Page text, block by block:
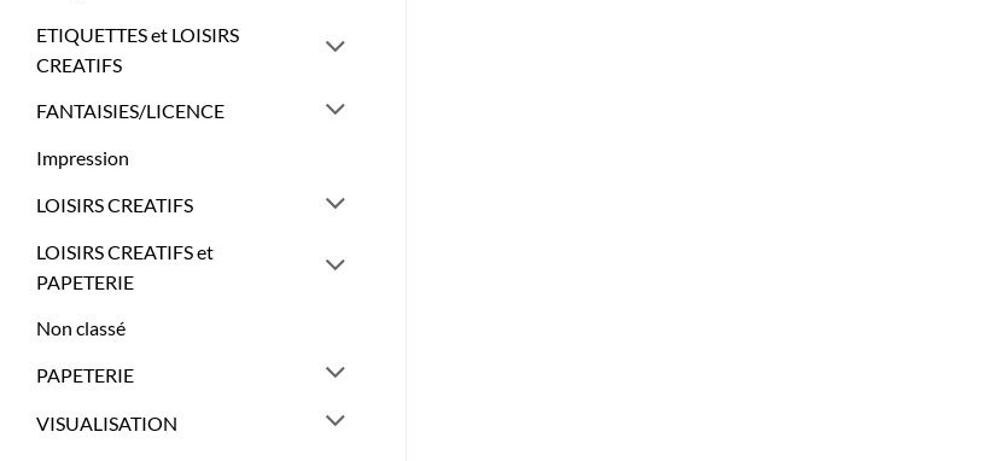
ETIQUETTES et LOISIRS
CREATIFS
FANTAISIES/LICENCE
Impression
LOISIRS CREATIFS
LOISIRS CREATIFS et
PAPETERIE
Non classé
PAPETERIE
VISUALISATION